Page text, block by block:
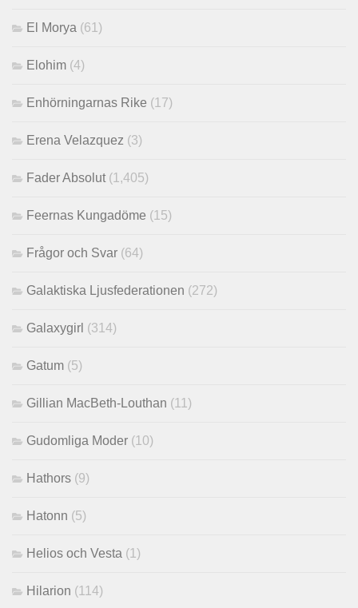
El Morya (61)
Elohim (4)
Enhörningarnas Rike (17)
Erena Velazquez (3)
Fader Absolut (1,405)
Feernas Kungadöme (15)
Frågor och Svar (64)
Galaktiska Ljusfederationen (272)
Galaxygirl (314)
Gatum (5)
Gillian MacBeth-Louthan (11)
Gudomliga Moder (10)
Hathors (9)
Hatonn (5)
Helios och Vesta (1)
Hilarion (114)